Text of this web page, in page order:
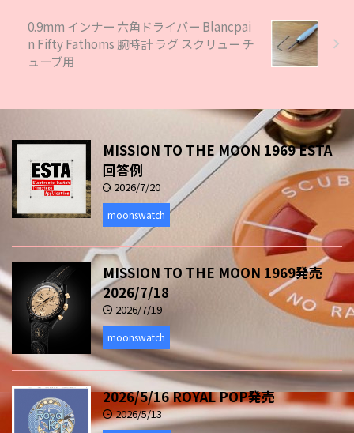
0.9mm インナー 六角ドライバー Blancpai
n Fifty Fathoms 腕時計 ラグ スクリュー チ
ューブ用
MISSION TO THE MOON 1969 ESTA
回答例
2026/7/20
moonswatch
MISSION TO THE MOON 1969発売
2026/7/18
2026/7/19
moonswatch
2026/5/16 ROYAL POP発売
2026/5/13